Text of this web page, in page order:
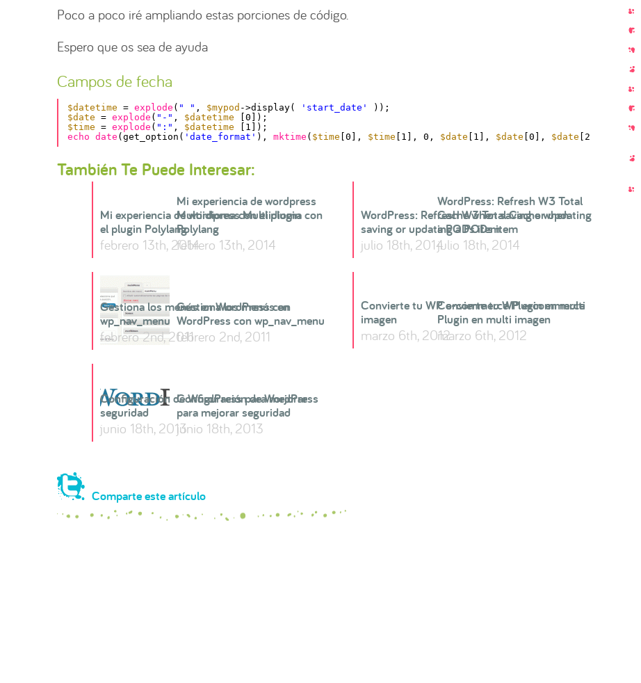
Poco a poco iré ampliando estas porciones de código.
Espero que os sea de ayuda
Campos de fecha
$datetime = explode ( " " , $mypod ->display( 'start_date'
));
$date = explode ( "-" , $datetime
[0]);
$time = explode ( ":" , $datetime
[1]);
echo date (get_option( 'date_format' ), mktime ( $time [0], $time [1], 0, $date [1], $date [0], $date [2]));
También Te Puede Interesar:
Mi experiencia de wordpress
Multiidioma con el plugin
Polylang
febrero 13th, 2014
Mi experiencia de wordpress Multiidioma con
el plugin Polylang
febrero 13th, 2014
WordPress: Refresh W3 Total
Cache when saving or updating
a PODs item
julio 18th, 2014
WordPress: Refresh W3 Total Cache when
saving or updating a PODs item
julio 18th, 2014
Gestiona los menús en
WordPress con wp_nav_menu
febrero 2nd, 2011
Gestiona los menús en WordPress con
wp_nav_menu
febrero 2nd, 2011
Convierte tu WP e-commerce
Plugin en multi imagen
marzo 6th, 2012
Convierte tu WP e-commerce Plugin en multi
imagen
marzo 6th, 2012
Configuración de WordPress
para mejorar seguridad
junio 18th, 2013
Configuración de WordPress para mejorar
seguridad
junio 18th, 2013
Comparte este artículo